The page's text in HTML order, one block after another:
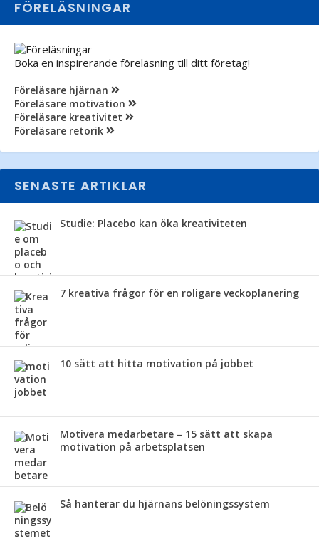
FÖRELÄSNINGAR
Boka en inspirerande föreläsning till ditt företag!
Föreläsare hjärnan
Föreläsare motivation
Föreläsare kreativitet
Föreläsare retorik
SENASTE ARTIKLAR
Studie: Placebo kan öka kreativiteten
7 kreativa frågor för en roligare veckoplanering
10 sätt att hitta motivation på jobbet
Motivera medarbetare – 15 sätt att skapa
motivation på arbetsplatsen
Så hanterar du hjärnans belöningssystem